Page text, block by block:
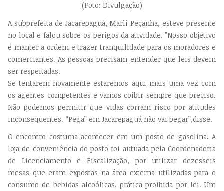
(Foto: Divulgação)
A subprefeita de Jacarepaguá, Marli Peçanha, esteve presente
no local e falou sobre os perigos da atividade. "Nosso objetivo
é manter a ordem e trazer tranquilidade para os moradores e
comerciantes. As pessoas precisam entender que leis devem
ser respeitadas.
Se tentarem novamente estaremos aqui mais uma vez com
os agentes competentes e vamos coibir sempre que preciso.
Não podemos permitir que vidas corram risco por atitudes
inconsequentes. “Pega” em Jacarepaguá não vai pegar”,disse.
O encontro costuma acontecer em um posto de gasolina. A
loja de conveniência do posto foi autuada pela Coordenadoria
de Licenciamento e Fiscalização, por utilizar dezesseis
mesas que eram expostas na área externa utilizadas para o
consumo de bebidas alcoólicas, prática proibida por lei. Um